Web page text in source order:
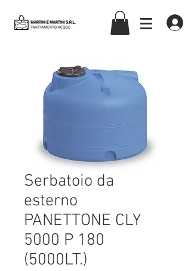
martiniemartinisrl
Serbatoio da
esterno
PANETTONE CLY
5000 P 180
(5000LT.)